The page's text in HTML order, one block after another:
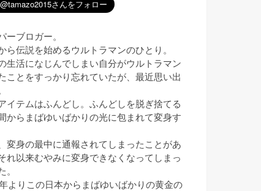
ーブロガー。
ら伝説を始めるウルトラマンのひとり。
生活になじんでしまい自分がウルトラマン
ことをすっかり忘れていたが、最近思い出
イテムはふんどし。ふんどしを脱ぎ捨てる
からまばゆいばかりの光に包まれて変身す
変身の最中に通報されてしまったことがあ
れ以来むやみに変身できなくなってしまっ
。
よりこの日本からまばゆいばかりの黄金の